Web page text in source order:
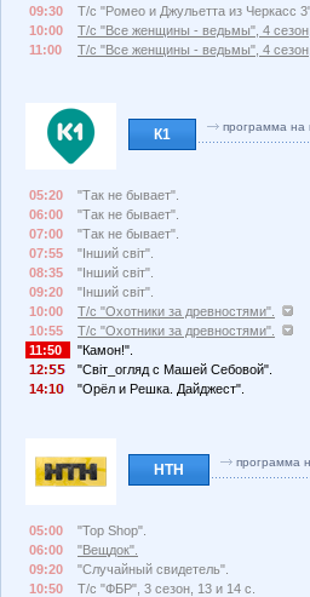
09:30
Т/с "Ромео и Джульетта из Черкасс
10:00
Т/с "Все женщины - ведьмы", 4 сезон,
11:00
Т/с "Все женщины - ведьмы", 4 сезон,
К1 программа на
05:20
"Так не бывает".
06:00
"Так не бывает".
07:00
"Так не бывает".
07:55
"Інший світ".
08:35
"Інший світ".
09:20
"Інший світ".
10:00
Т/с "Охотники за древностями".
10:55
Т/с "Охотники за древностями".
11:50
"Камон!".
12:
"Світ_огляд с Машей Себовой".
14:1
"Орёл и Решка. Дайджест".
НТН программа
05:00
"Top Shop".
06:00
"Вещдок".
09:20
"Случайный свидетель".
10:50
Т/с "ФБР", 3 сезон, 13 и 14 с.